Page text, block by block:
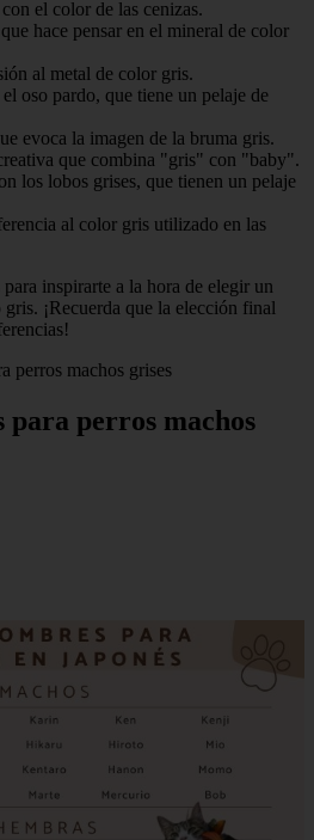
el color de las cenizas.
hace pensar en el mineral de color
al metal de color gris.
oso pardo, que tiene un pelaje de
evoca la imagen de la bruma gris.
que combina "gris" con "baby".
los lobos grises, que tienen un pelaje
al color gris utilizado en las
inspirarte a la hora de elegir un
¡Recuerda que la elección final
para perros machos